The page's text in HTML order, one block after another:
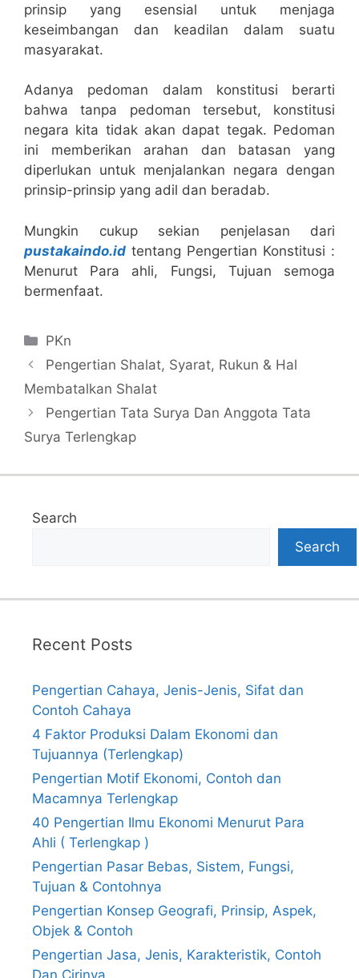
prinsip yang esensial untuk menjaga
keseimbangan dan keadilan dalam suatu
masyarakat.
Adanya pedoman dalam konstitusi berarti
bahwa tanpa pedoman tersebut, konstitusi
negara kita tidak akan dapat tegak. Pedoman
ini memberikan arahan dan batasan yang
diperlukan untuk menjalankan negara dengan
prinsip-prinsip yang adil dan beradab.
Mungkin cukup sekian penjelasan dari
pustakaindo.id tentang Pengertian Konstitusi :
Menurut Para ahli, Fungsi, Tujuan semoga
bermenfaat.
Categories
PKn
Pengertian Shalat, Syarat, Rukun & Hal
Membatalkan Shalat
Pengertian Tata Surya Dan Anggota Tata
Surya Terlengkap
Search
Search
Recent Posts
Pengertian Cahaya, Jenis-Jenis, Sifat dan
Contoh Cahaya
4 Faktor Produksi Dalam Ekonomi dan
Tujuannya (Terlengkap)
Pengertian Motif Ekonomi, Contoh dan
Macamnya Terlengkap
40 Pengertian Ilmu Ekonomi Menurut Para
Ahli ( Terlengkap )
Pengertian Pasar Bebas, Sistem, Fungsi,
Tujuan & Contohnya
Pengertian Konsep Geografi, Prinsip, Aspek,
Objek & Contoh
Pengertian Jasa, Jenis, Karakteristik, Contoh
Dan Cirinya